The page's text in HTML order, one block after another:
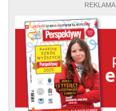
REKLAMA